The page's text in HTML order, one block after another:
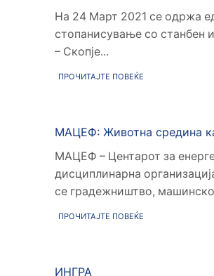
На 24 Март 2021 се одржа
стопанисување со станбен
– Скопје...
ПРОЧИТАЈТЕ ПОВЕЌЕ
МАЦЕФ: Животна средина
МАЦЕФ – Центарот за
дисциплинарна
се градежништво,
ПРОЧИТАЈТЕ ПОВЕЌЕ
ИНГРА